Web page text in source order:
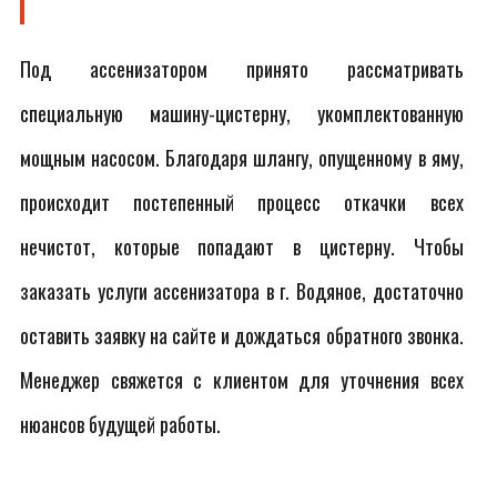
Под ассенизатором принято рассматривать
специальную машину-цистерну, укомплектованную
мощным насосом. Благодаря шлангу, опущенному в яму,
происходит постепенный процесс откачки всех
нечистот, которые попадают в цистерну. Чтобы
заказать услуги ассенизатора в г. Водяное, достаточно
оставить заявку на сайте и дождаться обратного звонка.
Менеджер свяжется с клиентом для уточнения всех
нюансов будущей работы.